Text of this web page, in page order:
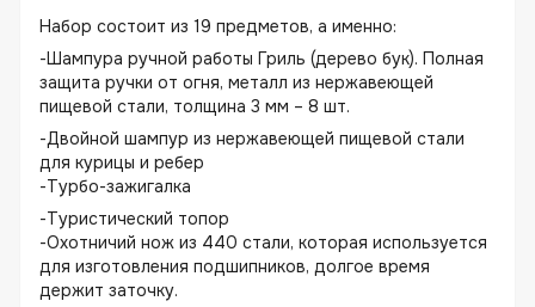
Набор состоит из 19 предметов, а именно:
-Шампура ручной работы Гриль (дерево бук). Полная
защита ручки от огня, металл из нержавеющей
пищевой стали, толщина 3 мм – 8 шт.
-Двойной шампур из нержавеющей пищевой стали
для курицы и ребер
-Турбо-зажигалка
-Туристический топор
-Охотничий нож из 440 стали, которая используется
для изготовления подшипников, долгое время
держит заточку.